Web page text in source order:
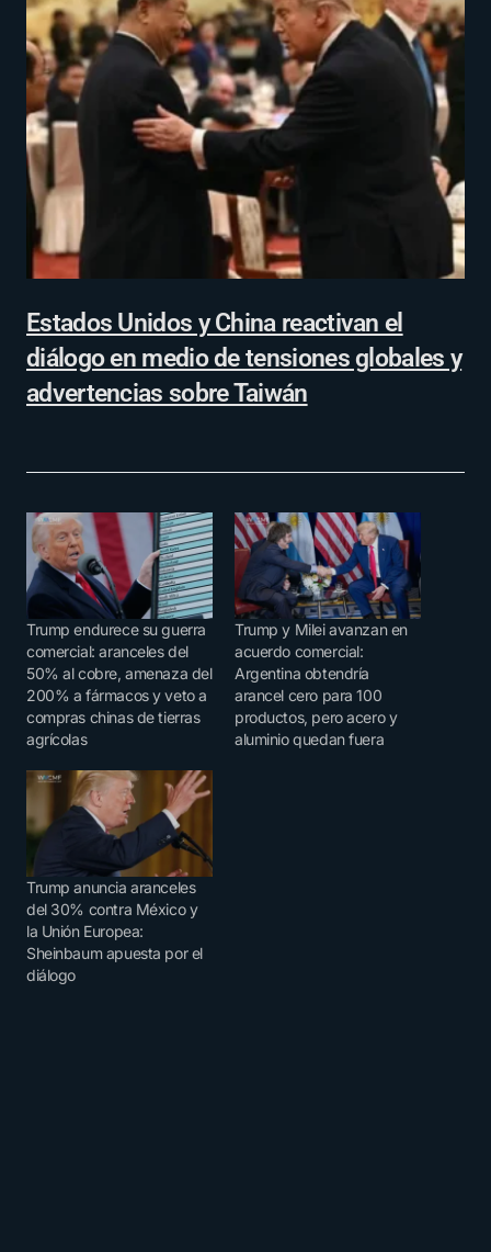
Estados Unidos y China reactivan el
diálogo en medio de tensiones globales y
advertencias sobre Taiwán
Trump endurece su guerra
comercial: aranceles del
50% al cobre, amenaza del
200% a fármacos y veto a
compras chinas de tierras
agrícolas
Trump y Milei avanzan en
acuerdo comercial:
Argentina obtendría
arancel cero para 100
productos, pero acero y
aluminio quedan fuera
Trump anuncia aranceles
del 30% contra México y
la Unión Europea:
Sheinbaum apuesta por el
diálogo